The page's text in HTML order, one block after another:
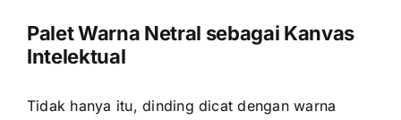
Palet Warna Netral sebagai Kanvas
Intelektual
Tidak hanya itu, dinding dicat dengan warna